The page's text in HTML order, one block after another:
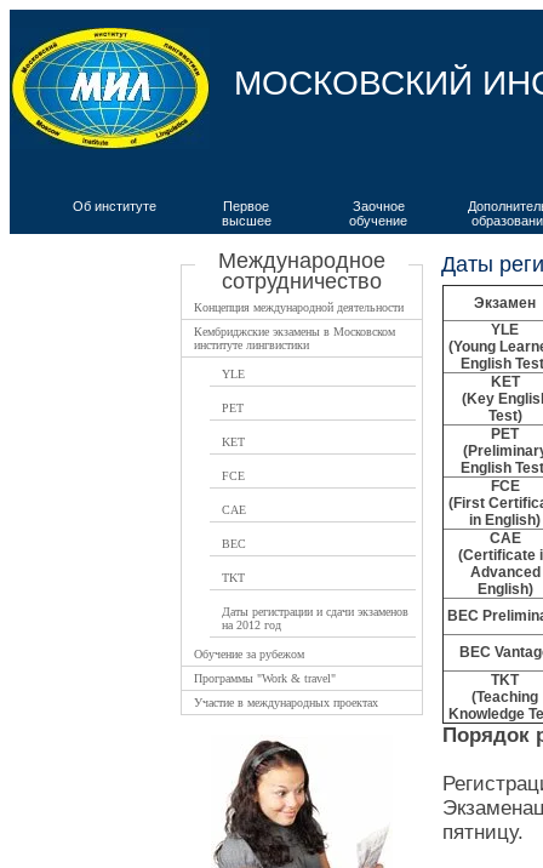
МОСКОВСКИЙ
Об институте
Первое
высшее
Заочное
обучение
Международное
сотрудничество
Концепция международной деятельности
Кембриджские экзамены в Московском
институте лингвистики
YLE
PET
KET
FCE
CAE
BEC
TKT
Даты регистрации и сдачи экзаменов
на 2012 год
Обучение за рубежом
Программы "Work & travel"
Участие в международных проектах
Даты
Экзамен
YLE
(Young
English
KET
(Key
Test)
PET
English
FCE
(First
in English)
CAE
(Certificate
Advanced
English)
BEC
BEC
TKT
(Teaching
Knowledge
Порядок
пятницу.